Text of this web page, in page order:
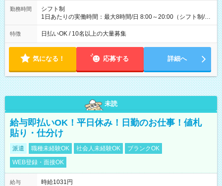
勤務時間
シフト制
1日あたりの実働時間：最大8時間/日 8:00～20:00（シフト制/実
働8時間） ※週5日勤務（場所次第では週4も有り） ※配達状況
によって時間外での勤務可能性有り ※案件により多少の前後あ
特徴 日払いOK / 10名以上の大量募集
気になる！ 応募する 詳細へ
未読
給与即払いOK！平日休み！日勤のお仕事！値札
貼り・仕分け
派遣 職種未経験OK 社会人未経験OK
ブランクOK
WEB登録・面接OK
給与
時給1031円